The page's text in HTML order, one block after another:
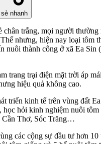
nhanh
chân trắng, mọi người
nhưng, hiện nay loại tôm
nuôi thành công ở xã Ea Sin
trang trại điện mặt trời áp
hiệu quả không cao.
triển kinh tế trên vùng đất
học hỏi kinh nghiệm nuôi tôm
Cần Thơ, Sóc Trăng…
các cộng sự đầu tư hơn